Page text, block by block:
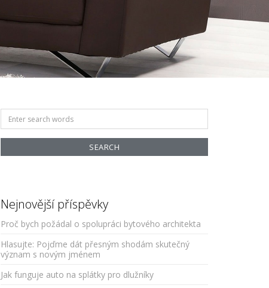
Search
for:
Nejnovější příspěvky
Proč bych požádal o spolupráci bytového architekta
Hlasujte: Pojďme dát přesným shodám skutečný
význam s novým jménem
Jak funguje auto na splátky pro dlužníky